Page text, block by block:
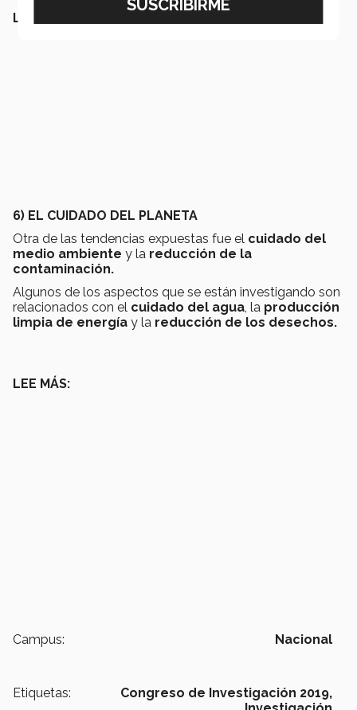
LEE MÁS:
6) EL CUIDADO DEL PLANETA
Otra de las tendencias expuestas fue el cuidado del
medio ambiente y la reducción de la
contaminación.
Algunos de los aspectos que se están investigando son
relacionados con el cuidado del agua , la producción
limpia de energía y la reducción de los desechos.
LEE MÁS:
Campus: Nacional
Etiquetas:
Congreso de Investigación 2019,